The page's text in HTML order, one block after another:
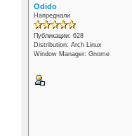
Odido
Напреднали
Публикации: 628
Distribution: Arch Linux
Window Manager: Gnome